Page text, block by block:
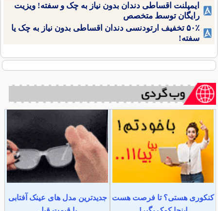
ایمپلنت اقساطی دندان بدون نیاز به چک و سفته! ویزیت
رایگان توسط متخصص
۵۰٪ تخفیف ارتودنسی دندان اقساطی بدون نیاز به چک یا
سفته!
کنکوری هستی؟ تا فرصت هست
جدیدترین مدل های عینک آفتابی